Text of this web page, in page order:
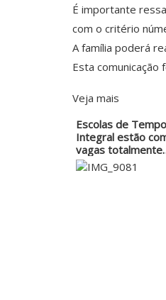
É importante
com o critério
A família poderá
Esta comunicação
Veja mais
Escolas de Tempo
Integral estão
vagas